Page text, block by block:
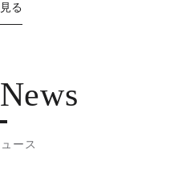
る
ース